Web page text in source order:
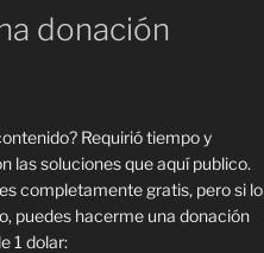
donación
Requirió tiempo y
las soluciones que aquí publico.
completamente gratis, pero si lo
puedes hacerme una donación
1 dolar: